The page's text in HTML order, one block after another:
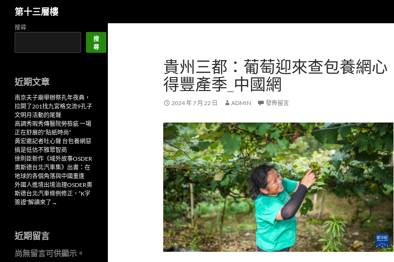
第十三層樓
貴州三都：葡萄迎來查包養網心
得豐產季_中國網
2024 年 7 月 22 日 ADMIN 發佈留言
搜尋
搜
尋
近期文章
南京夫子廟舉辦祭孔年夜典，
拉開了201找九宮格交流9孔子
文明月活動的尾聲
高調秀瑕秀傳醫院勞檢疵 一場
正在舒展的“貼紙時尚”
黃宏邀記者吐心聲 台包養網惡
搞是低估不雅眾智商
徐則臣新作《域外故事OSDER
奧斯德台北汽車集》出書：在
地球的各個角落與中國重逢
外國人進境出境治理OSDER奧
斯德台北汽車條例修正，“K字
簽證”解讀來了→
近期留言
尚無留言可供顯示。